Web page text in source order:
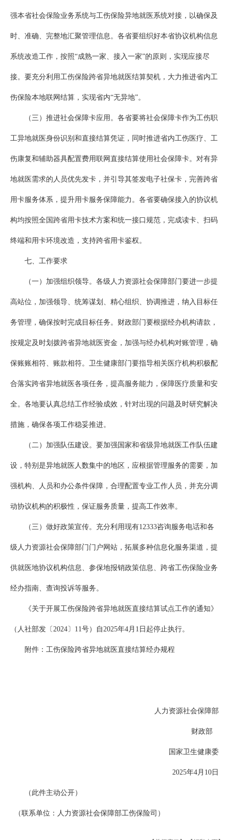
强本省社会保险业务系统与工伤保险异地就医系统对接，以确保及
时、准确、完整地汇聚管理信息。各省要组织好本省协议机构信息
系统改造工作，按照“成熟一家、接入一家”的原则，实现应接尽
接。要充分利用工伤保险跨省异地就医结算契机，大力推进省内工
伤保险本地联网结算，实现省内“无异地”。
（三）推进社会保障卡应用。各省要将社会保障卡作为工伤职
工异地就医身份识别和直接结算凭证，同时推进省内工伤医疗、工
伤康复和辅助器具配置费用联网直接结算使用社会保障卡。对有异
地就医需求的人员优先发卡，并引导其签发电子社保卡，完善跨省
用卡服务体系，提升用卡服务保障能力。各省要确保接入的协议机
构均按照全国跨省用卡技术方案和统一接口规范，完成读卡、扫码
终端和用卡环境改造，支持跨省用卡鉴权。
七、工作要求
（一）加强组织领导。各级人力资源社会保障部门要进一步提
高站位，加强领导、统筹谋划、精心组织、协调推进，纳入目标任
务管理，确保按时完成目标任务。财政部门要根据经办机构请款，
按规定及时划拨跨省异地就医资金，加强与经办机构对账管理，确
保账账相符、账款相符。卫生健康部门要指导相关医疗机构积极配
合落实跨省异地就医各项任务，提高服务能力，保障医疗质量和安
全。各地要认真总结工作经验成效，针对出现的问题及时研究解决
措施，确保各项工作稳妥推进。
（二）加强队伍建设。要加强国家和省级异地就医工作队伍建
设，特别是异地就医人数集中的地区，应根据管理服务的需要，加
强机构、人员和办公条件保障，合理配置专业工作人员，并充分调
动协议机构的积极性，保证服务质量，提高工作效率。
（三）做好政策宣传。充分利用现有12333咨询服务电话和各
级人力资源社会保障部门门户网站，拓展多种信息化服务渠道，提
供就医地协议机构信息、参保地报销政策信息、跨省工伤保险业务
经办指南、查询投诉等服务。
《关于开展工伤保险跨省异地就医直接结算试点工作的通知》
（人社部发〔2024〕11号）自2025年4月1日起停止执行。
附件：工伤保险跨省异地就医直接结算经办规程
人力资源社会保障部
财政部
国家卫生健康委
2025年4月10日
（此件主动公开）
（联系单位：人力资源社会保障部工伤保险司）